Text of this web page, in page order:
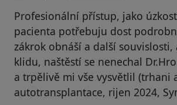
Profesionální přístup, jako
pacienta potřebuju dost
zákrok obnáší a další souvislosti,
klidu, naštěstí se nenechal
a trpělivě mi vše vysvětlil (trhani
autotransplantace, rijen 2024,